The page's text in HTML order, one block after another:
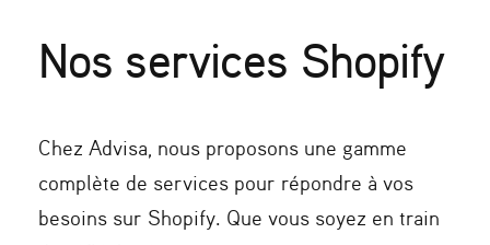
Nos services Shopify
Chez Advisa, nous proposons une gamme
complète de services pour répondre à vos
besoins sur Shopify. Que vous soyez en train